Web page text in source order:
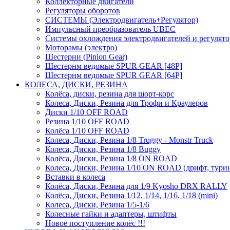
Регуляторы оборотов
СИСТЕМЫ (Электродвигатель+Регулятор)
Импульсный преобразователь UBEC
Системы охлождения электродвигателей и
Моторамы (электро)
Шестерни (Pinion Gear)
Шестернм ведомые SPUR GEAR [48P]
Шестернм ведомые SPUR GEAR [64P]
КОЛЕСА, ДИСКИ, РЕЗИНА
Колёса, диски, резина для шорт-корс
Колеса, Диски, Резина для Трофи и Краулеров
Диски 1/10 OFF ROAD
Резина 1/10 OFF ROAD
Колёса 1/10 OFF ROAD
Колеса, Диски, Резина 1/8 Truggy - Monstr Truck
Колеса, Диски, Резина 1/8 Buggy
Колёса, Диски, Резина 1/8 ON ROAD
Колеса, Диски, Резина 1/10 ON ROAD (дрифт,
Вставки в колеса
Колёса, Диски, Резина для 1/9 Kyosho DRX RALLY
Колёса, Диски, Резина 1/12, 1/14, 1/16, 1/18 (mini)
Колеса, Диски, Резина 1/5-1/6
Колесные гайки и адаптеры, штифты
Новое поступление колёс !!!